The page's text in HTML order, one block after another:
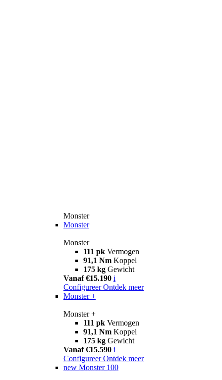
Monster
Monster
Monster
111 pk Vermogen
91,1 Nm Koppel
175 kg Gewicht
Vanaf €15.190 i
Configureer Ontdek meer
Monster +
Monster +
111 pk Vermogen
91,1 Nm Koppel
175 kg Gewicht
Vanaf €15.590 i
Configureer Ontdek meer
new Monster 100